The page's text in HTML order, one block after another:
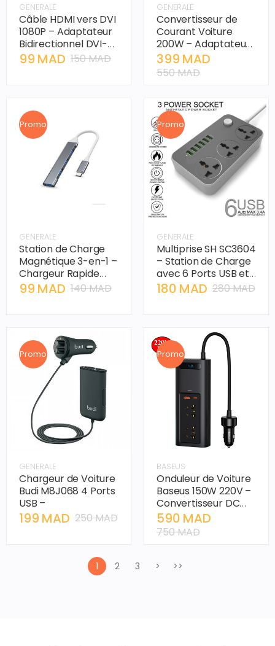
GENERALE
Câble HDMI vers DVI
1080P – Adaptateur
Bidirectionnel DVI-D
24+1 Pin
99 MAD 150 MAD
GENERALE
Convertisseur de
Courant Voiture
200W – Adaptateur
12V/24V vers 220V
avec USB-C PD
399 MAD
550 MAD
Promo
GENERALE
Station de Charge
Magnétique 3-en-1 –
Chargeur Rapide
sans fil pour iPhone,
99 MAD 140 MAD
Promo
GENERALE
Multiprise SH SC3604
– Station de Charge
avec 6 Ports USB et
Câble de 2 Mètres
180 MAD 280 MAD
Promo
GENERALE
Chargeur de Voiture
Budi M8J068 4 Ports
USB –
199 MAD 250 MAD
Promo
BASEUS
Onduleur de Voiture
Baseus 150W 220V –
Convertisseur DC
12V à AC
590 MAD
750 MAD
1 2 3 > >>